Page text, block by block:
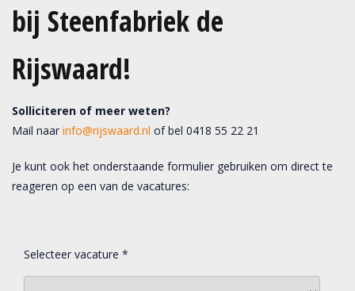
bij Steenfabriek de
Rijswaard!
Solliciteren of meer weten?
Mail naar info@rijswaard.nl of bel 0418 55 22 21
Je kunt ook het onderstaande formulier gebruiken om direct te
reageren op een van de vacatures:
Selecteer vacature *